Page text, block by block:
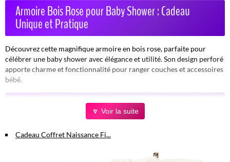
Armoire Bois Rose pour Baby Shower : Cadeau
Unique et Pratique
Découvrez cette magnifique armoire en bois rose, parfaite pour
célébrer une baby shower avec élégance et utilité. Son design perforé
apporte charme et fonctionnalité pour ranger couches et accessoires
bébé.
décoration de la chambre ou de la fête.
montage rapide sans outils supplémentaires.
🔽 Voir la suite
Cadeau Coffret Naissance Fi...